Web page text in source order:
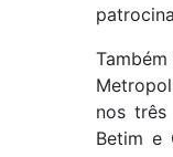
nos três
Betim e